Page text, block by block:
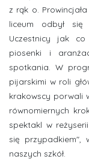
z rąk o.
liceum odbył się
Uczestnicy jak
piosenki i
spotkania. W
pijarskimi w roli
krakowscy porwali
równomiernych
spektakl w
się przypadkiem",
naszych szkół.